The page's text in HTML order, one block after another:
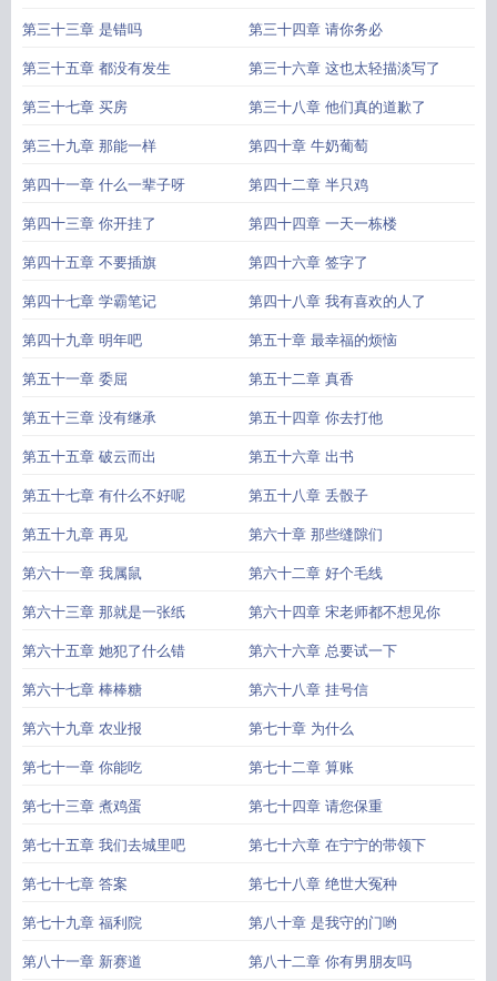
第三十三章 是错吗 第三十四章 请你务必
第三十五章 都没有发生 第三十六章 这也太轻描淡写了
第三十七章 买房 第三十八章 他们真的道歉了
第三十九章 那能一样 第四十章 牛奶葡萄
第四十一章 什么一辈子呀 第四十二章 半只鸡
第四十三章 你开挂了 第四十四章 一天一栋楼
第四十五章 不要插旗 第四十六章 签字了
第四十七章 学霸笔记 第四十八章 我有喜欢的人了
第四十九章 明年吧 第五十章 最幸福的烦恼
第五十一章 委屈 第五十二章 真香
第五十三章 没有继承 第五十四章 你去打他
第五十五章 破云而出 第五十六章 出书
第五十七章 有什么不好呢 第五十八章 丢骰子
第五十九章 再见 第六十章 那些缝隙们
第六十一章 我属鼠 第六十二章 好个毛线
第六十三章 那就是一张纸 第六十四章 宋老师都不想见你
第六十五章 她犯了什么错 第六十六章 总要试一下
第六十七章 棒棒糖 第六十八章 挂号信
第六十九章 农业报 第七十章 为什么
第七十一章 你能吃 第七十二章 算账
第七十三章 煮鸡蛋 第七十四章 请您保重
第七十五章 我们去城里吧 第七十六章 在宁宁的带领下
第七十七章 答案 第七十八章 绝世大冤种
第七十九章 福利院 第八十章 是我守的门哟
第八十一章 新赛道 第八十二章 你有男朋友吗